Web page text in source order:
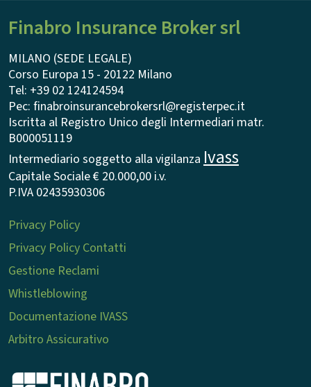
Finabro Insurance Broker srl
MILANO (SEDE LEGALE)
Corso Europa 15 - 20122 Milano
Tel: +39 02 124124594
Pec: finabroinsurancebrokersrl@registerpec.it
Iscritta al Registro Unico degli Intermediari matr.
B000051119
Intermediario soggetto alla vigilanza Ivass
Capitale Sociale € 20.000,00 i.v.
P.IVA 02435930306
Privacy Policy
Privacy Policy Contatti
Gestione Reclami
Whistleblowing
Documentazione IVASS
Arbitro Assicurativo